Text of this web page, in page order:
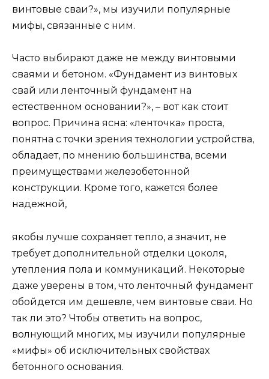
винтовые сваи?», мы изучили популярные
мифы, связанные с ним.
Часто выбирают даже не между винтовыми
сваями и бетоном. «Фундамент из винтовых
свай или ленточный фундамент на
естественном основании?», – вот как стоит
вопрос. Причина ясна: «ленточка» проста,
понятна с точки зрения технологии устройства,
обладает, по мнению большинства, всеми
преимуществами железобетонной
конструкции. Кроме того, кажется более
надежной,
якобы лучше сохраняет тепло, а значит, не
требует дополнительной отделки цоколя,
утепления пола и коммуникаций. Некоторые
даже уверены в том, что ленточный фундамент
обойдется им дешевле, чем винтовые сваи. Но
так ли это? Чтобы ответить на вопрос,
волнующий многих, мы изучили популярные
«мифы» об исключительных свойствах
бетонного основания.